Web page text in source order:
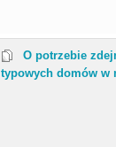
O potrzebie
typowych domów w